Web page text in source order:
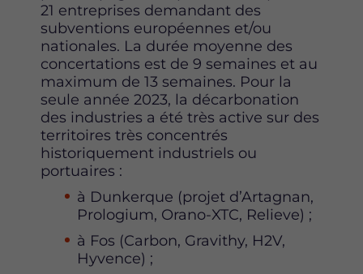
21 entreprises demandant des
subventions européennes et/ou
nationales. La durée moyenne des
concertations est de 9 semaines et au
maximum de 13 semaines. Pour la
seule année 2023, la décarbonation
des industries a été très active sur des
territoires très concentrés
historiquement industriels ou
portuaires :
à Dunkerque (projet d’Artagnan,
Prologium, Orano-XTC, Relieve) ;
à Fos (Carbon, Gravithy, H2V,
Hyvence) ;